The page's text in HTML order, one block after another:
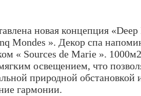
новая концепция
Mondes ». Декор спа
« Sources de Marie ».
освещением, что
природной обстановкой
гармонии.